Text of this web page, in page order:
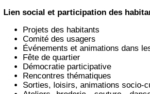
Lien social et participation des
Projets des habitants
Comité des usagers
Événements et animations dans
Fête de quartier
Démocratie participative
Rencontres thématiques
Sorties, loisirs, animations socio-